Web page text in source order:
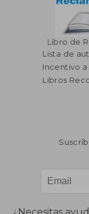
Libro de
Lista de
Incentivo a
Libros